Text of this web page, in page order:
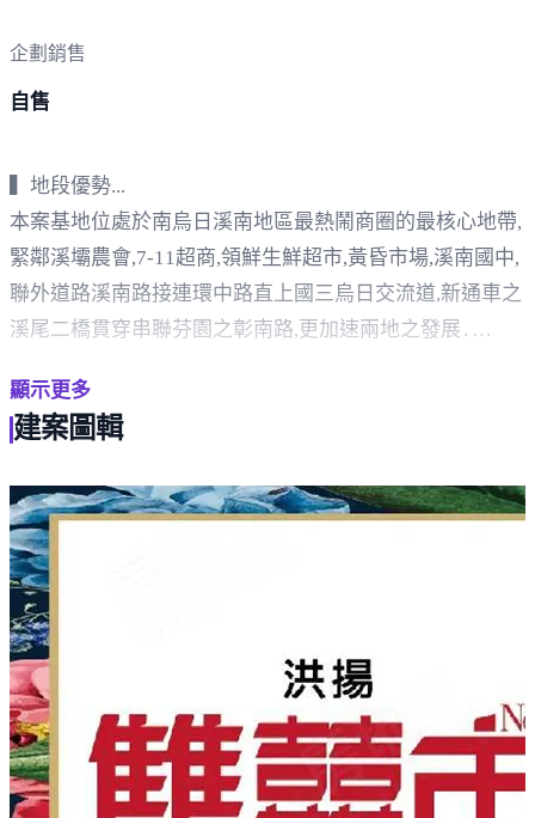
企劃銷售
自售
▍地段優勢...
本案基地位處於南烏日溪南地區最熱鬧商圈的最核心地帶,
緊鄰溪壩農會,7-11超商,領鮮生鮮超市,黃昏市場,溪南國中,
聯外道路溪南路接連環中路直上國三烏日交流道,新通車之
溪尾二橋貫穿串聯芬園之彰南路,更加速兩地之發展․
1.均質大兩房,大三房,格局方正,戶戶邊間,兩面或三面採光
極佳,完美之作!
3.外觀特採用格柵設計,將每戶之室外機阻隔不外露,更增添
整棟大樓美觀及價值
▍建材特色(時尚、潮流、實用、美學)
◎客廳、餐廳、廚房及房間地板均鋪設降噪音耐磨防水防
潮地板。
◎玄關採用精緻藝術大門，並統一贈送四合一指紋電子
鎖。
【廚房設備】
◎採用櫻花整體廚具,附專用感應爐、隱藏式抽油煙機、不
顯示更多
建案圖輯